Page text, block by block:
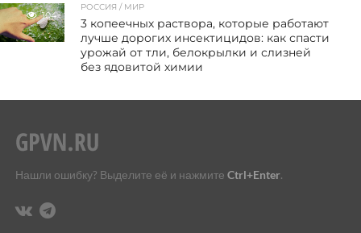
104
РОССИЯ / МИР
3 копеечных раствора, которые работают
лучше дорогих инсектицидов: как спасти
урожай от тли, белокрылки и слизней
без ядовитой химии
Нашли ошибку? Выделите её и нажмите Ctrl+Enter.